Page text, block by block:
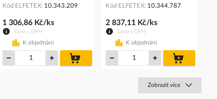
Kód ELFETEX 10.343.209
Cena s DPH
1 306,86 Kč/ks
K objednání
košíku
Kód ELFETEX 10.344.787
Cena s DPH
2 837,11 Kč/ks
K objednání
košíku
Zobrazit více